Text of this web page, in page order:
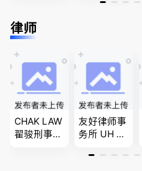
进”的RCIC-
IRB持牌移
签各类签证
民和魁北克
PEQ60472
08731
律师
CHAK LAW
翟骏刑事交
友好律师事
务所 UH LA
BC地区及